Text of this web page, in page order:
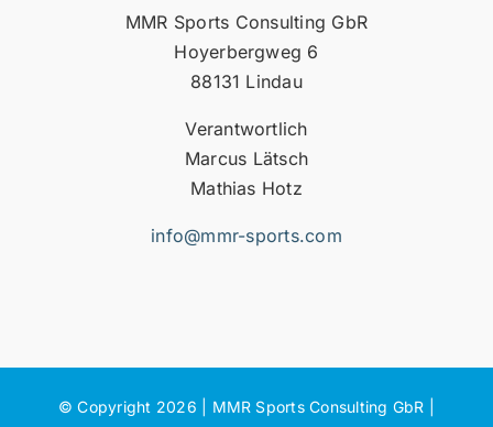
MMR Sports Consulting GbR
Hoyerbergweg 6
88131 Lindau
Verantwortlich
Marcus Lätsch
Mathias Hotz
info@mmr-sports.com
© Copyright 2026 | MMR Sports Consulting GbR |